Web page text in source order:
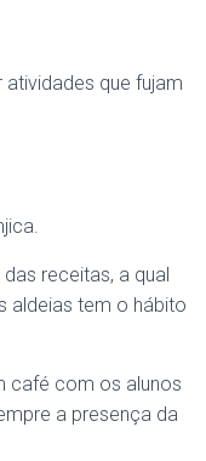
que fujam
receitas, a qual
aldeias tem o hábito
café com os alunos
a presença da